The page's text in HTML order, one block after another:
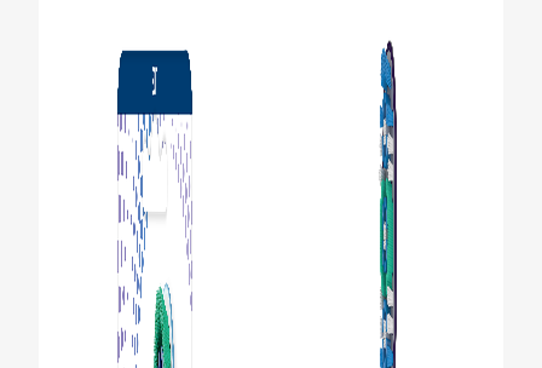
SUUN TERVEYTTÄ KOSKEVA KYSELY
LÖYDÄ TÄYDELLINEN TUOTE
KULUTTAJILLE
AMMATTILAISILLE
REKISTERÖIDY